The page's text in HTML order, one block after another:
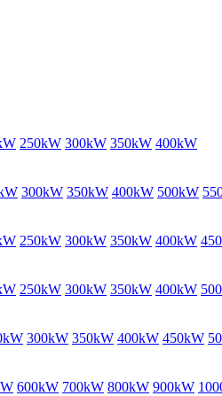
250kW 300kW 350kW 400kW
300kW 350kW 400kW 500kW
250kW 300kW 350kW 400kW
250kW 300kW 350kW 400kW
300kW 350kW 400kW 450kW
600kW 700kW 800kW 900kW